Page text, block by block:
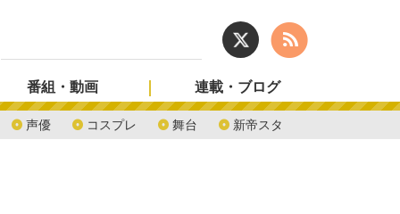
声優 コスプレ 舞台 新帝スタ
番組・動画 連載・ブログ